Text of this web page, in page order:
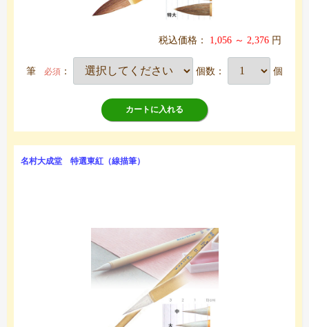
税込価格： 1,056 ～ 2,376 円
筆 必須 ： 個数： 個
カートに入れる
名村大成堂 特選東紅（線描筆）